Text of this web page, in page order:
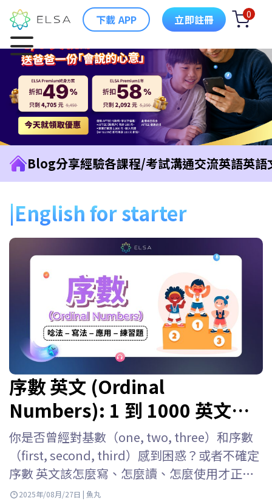
下載 APP 立即註冊 0
Blog分享經驗各課程/考試溝通交流英語英語
English for starter
序數 英文 (Ordinal
Numbers): 1 到 1000 英文寫
法, 讀法與序數表
你是否曾經對基數（one, two, three）和序數
（first, second, third）感到困惑？或者不確定
序數 英文該怎麼寫、怎麼讀、怎麼使用才正
確？寫成 “1st” 要怎麼唸？該用 “first” 還
2025年/08月/27日 | 魚丸